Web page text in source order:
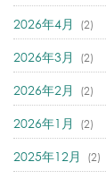
2026年4月 (2)
2026年3月 (2)
2026年2月 (2)
2026年1月 (2)
2025年12月 (2)